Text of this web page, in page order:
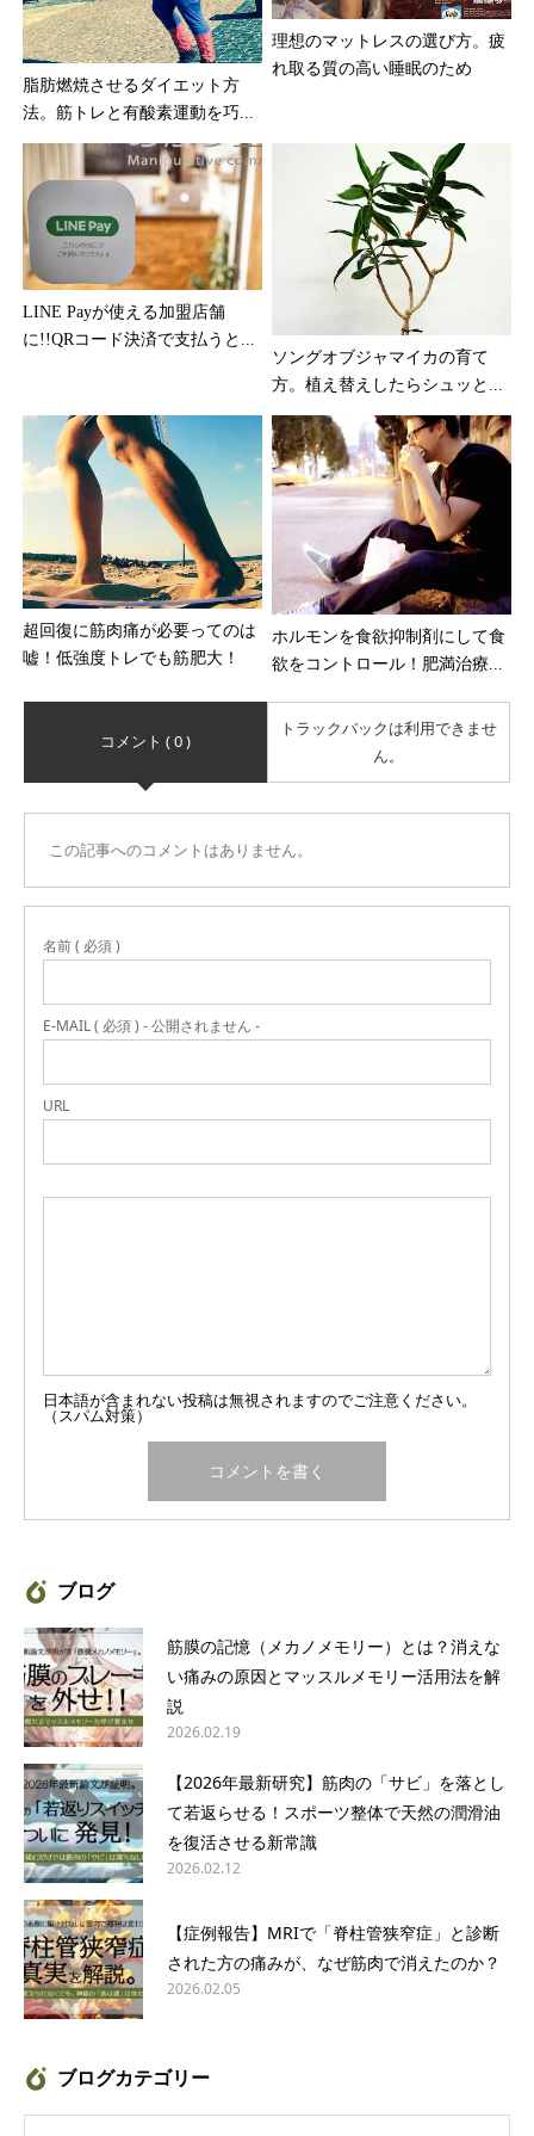
脂肪燃焼させるダイエット方
法。筋トレと有酸素運動を巧...
理想のマットレスの選び方。疲
れ取る質の高い睡眠のため
LINE Payが使える加盟店舗
に!!QRコード決済で支払うと...
ソングオブジャマイカの育て
方。植え替えしたらシュッと...
超回復に筋肉痛が必要ってのは
嘘！低強度トレでも筋肥大！
ホルモンを食欲抑制剤にして食
欲をコントロール！肥満治療...
コメント ( 0 )
トラックバックは利用できませ
ん。
この記事へのコメントはありません。
名前 ( 必須 )
E-MAIL ( 必須 ) - 公開されません -
URL
日本語が含まれない投稿は無視されますのでご注意ください。
（スパム対策）
ブログ
筋膜の記憶（メカノメモリー）とは？消えな
い痛みの原因とマッスルメモリー活用法を解
説
2026.02.19
【2026年最新研究】筋肉の「サビ」を落とし
て若返らせる！スポーツ整体で天然の潤滑油
を復活させる新常識
2026.02.12
【症例報告】MRIで「脊柱管狭窄症」と診断
された方の痛みが、なぜ筋肉で消えたのか？
2026.02.05
ブログカテゴリー